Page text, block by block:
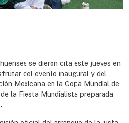
se dieron cita este jueves en
del evento inaugural y del
Mexicana en la Copa Mundial de
la Fiesta Mundialista preparada